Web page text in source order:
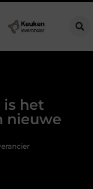
begeleiding bij pijn
is het
nieuwe